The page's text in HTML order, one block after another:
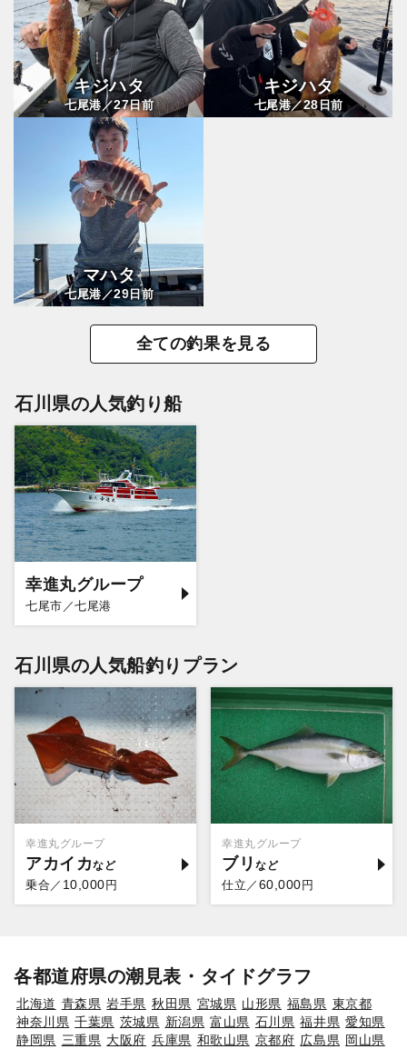
キジハタ
七尾港／27日前
キジハタ
七尾港／28日前
マハタ
七尾港／29日前
全ての釣果を見る
石川県の人気釣り船
幸進丸グループ
七尾市／七尾港
石川県の人気船釣りプラン
幸進丸グループ
アカイカ
乗合／ 10,000 円
幸進丸グループ
ブリ
仕立／ 60,000 円
各都道府県の潮見表・タイドグラフ
北海道 青森県 岩手県 秋田県 宮城県 山形県 福島県 東京都
神奈川県 千葉県 茨城県 新潟県 富山県 石川県 福井県 愛知県
静岡県 三重県 大阪府 兵庫県 和歌山県 京都府 広島県 岡山県